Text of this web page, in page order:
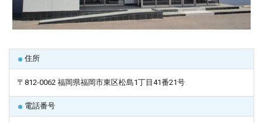
住所
〒812-0062 福岡県福岡市東区松島1丁目41番21号
電話番号